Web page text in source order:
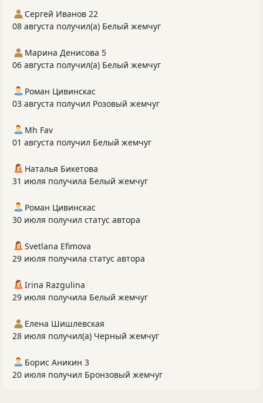
Сергей Иванов 22
08 августа получил(а) Белый жемчуг
Марина Денисова 5
06 августа получил(а) Белый жемчуг
Роман Цивинскас
03 августа получил Розовый жемчуг
Mh Fav
01 августа получил Белый жемчуг
Наталья Бикетова
31 июля получила Белый жемчуг
Роман Цивинскас
30 июля получил статус автора
Svetlana Efimova
29 июля получила статус автора
Irina Razgulina
29 июля получила Белый жемчуг
Елена Шишлевская
28 июля получил(а) Черный жемчуг
Борис Аникин 3
20 июля получил Бронзовый жемчуг